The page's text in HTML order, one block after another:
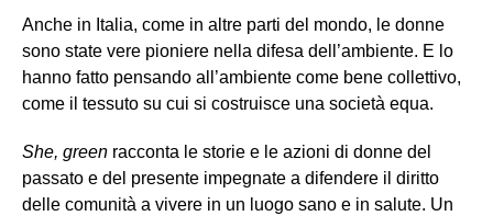
Anche in Italia, come in altre parti del mondo, le donne
sono state vere pioniere nella difesa dell’ambiente. E lo
hanno fatto pensando all’ambiente come bene collettivo,
come il tessuto su cui si costruisce una società equa.
She, green racconta le storie e le azioni di donne del
passato e del presente impegnate a difendere il diritto
delle comunità a vivere in un luogo sano e in salute. Un